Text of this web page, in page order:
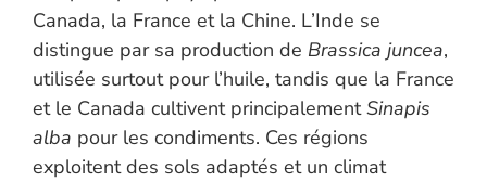
Canada, la France et la Chine. L’Inde se
distingue par sa production de Brassica juncea,
utilisée surtout pour l’huile, tandis que la France
et le Canada cultivent principalementSinapis
alba pour les condiments. Ces régions
exploitent des sols adaptés et un climat